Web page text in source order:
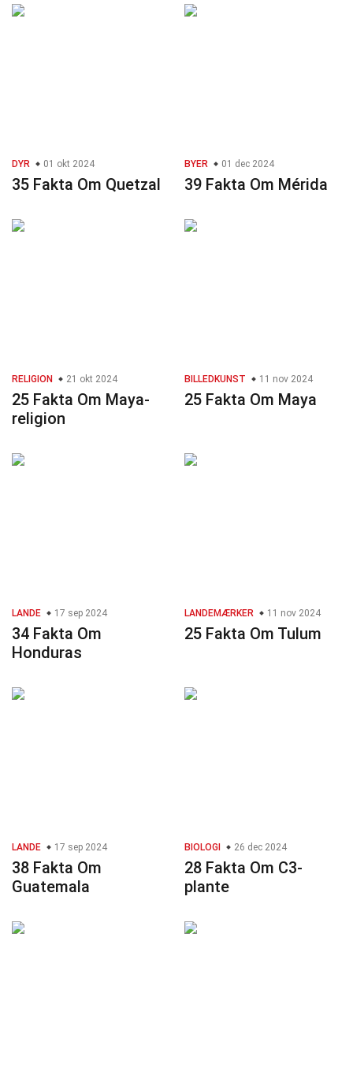
DYR 01 okt 2024
35 Fakta Om Quetzal
BYER 01 dec 2024
39 Fakta Om Mérida
RELIGION 21 okt 2024
25 Fakta Om Maya-
religion
BILLEDKUNST 11 nov 2024
25 Fakta Om Maya
LANDE 17 sep 2024
34 Fakta Om
Honduras
LANDEMÆRKER 11 nov 2024
25 Fakta Om Tulum
LANDE 17 sep 2024
38 Fakta Om
Guatemala
BIOLOGI 26 dec 2024
28 Fakta Om C3-
plante